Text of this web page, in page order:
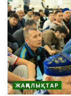
ЖАҢАЛЫҚТАР